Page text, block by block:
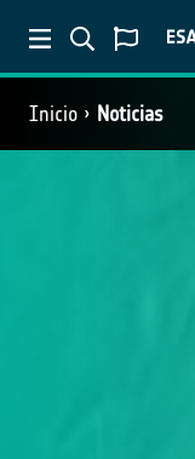
Inicio Noticias